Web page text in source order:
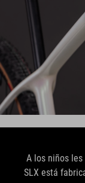
A los niños
SLX está